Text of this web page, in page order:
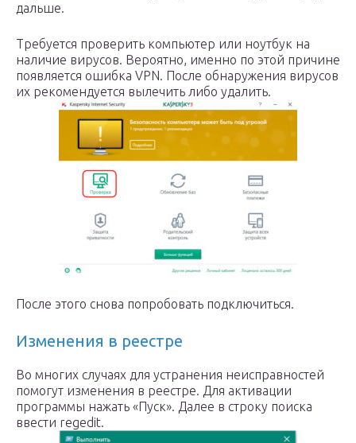
дальше.
Требуется проверить компьютер или ноутбук на
наличие вирусов. Вероятно, именно по этой причине
появляется ошибка VPN. После обнаружения вирусов
их рекомендуется вылечить либо удалить.
После этого снова попробовать подключиться.
Изменения в реестре
Во многих случаях для устранения неисправностей
помогут изменения в реестре. Для активации
программы нажать «Пуск». Далее в строку поиска
ввести regedit.